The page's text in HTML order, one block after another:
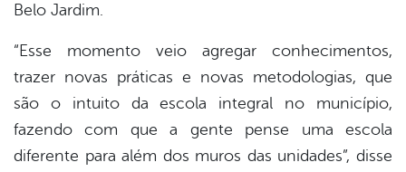
Belo Jardim.
“Esse momento veio agregar conhecimentos,
trazer novas práticas e novas metodologias, que
são o intuito da escola integral no município,
fazendo com que a gente pense uma escola
diferente para além dos muros das unidades”, disse